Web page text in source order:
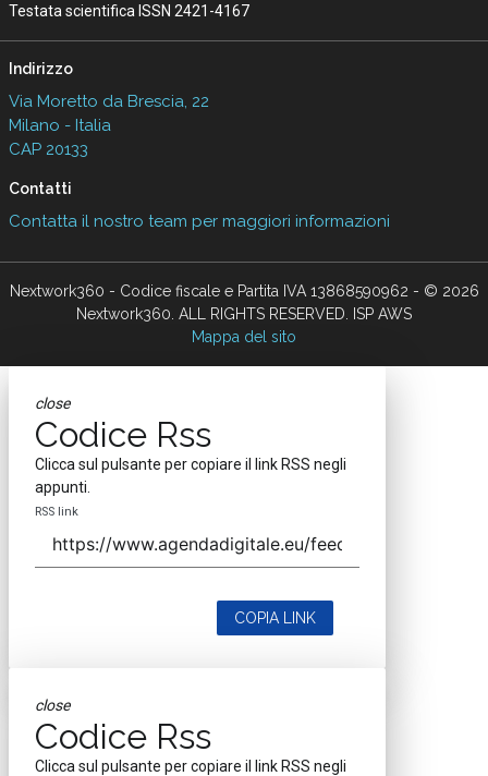
Testata scientifica ISSN 2421-4167
Indirizzo
Via Moretto da Brescia, 22
Milano - Italia
CAP 20133
Contatti
Contatta il nostro team per maggiori informazioni
Nextwork360 - Codice fiscale e Partita IVA 13868590962 - © 2026
Nextwork360. ALL RIGHTS RESERVED. ISP AWS
Mappa del sito
close
Codice Rss
Clicca sul pulsante per copiare il link RSS negli
appunti.
RSS link
COPIA LINK
close
Codice Rss
Clicca sul pulsante per copiare il link RSS negli